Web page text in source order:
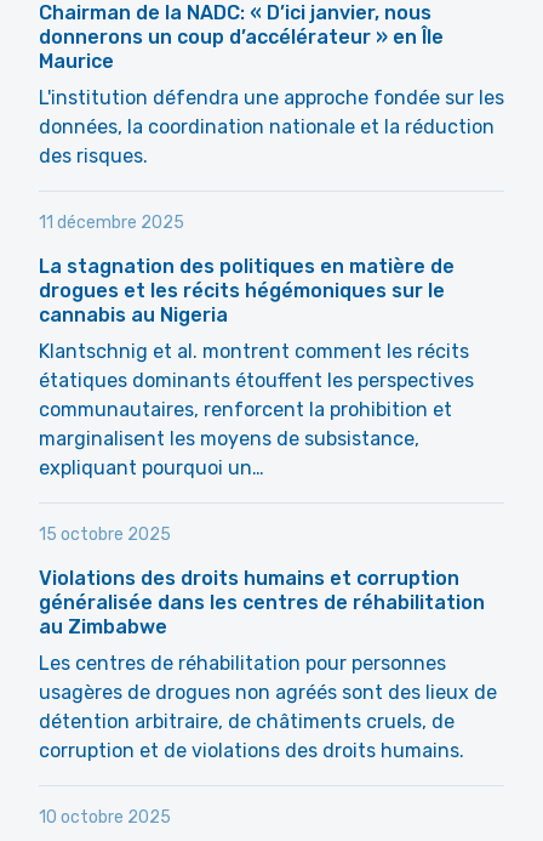
Chairman de la NADC: « D’ici janvier, nous
donnerons un coup d’accélérateur » en Île
Maurice
L'institution défendra une approche fondée sur les
données, la coordination nationale et la réduction
des risques.
11 décembre 2025
La stagnation des politiques en matière de
drogues et les récits hégémoniques sur le
cannabis au Nigeria
Klantschnig et al. montrent comment les récits
étatiques dominants étouffent les perspectives
communautaires, renforcent la prohibition et
marginalisent les moyens de subsistance,
expliquant pourquoi un…
15 octobre 2025
Violations des droits humains et corruption
généralisée dans les centres de réhabilitation
au Zimbabwe
Les centres de réhabilitation pour personnes
usagères de drogues non agréés sont des lieux de
détention arbitraire, de châtiments cruels, de
corruption et de violations des droits humains.
10 octobre 2025